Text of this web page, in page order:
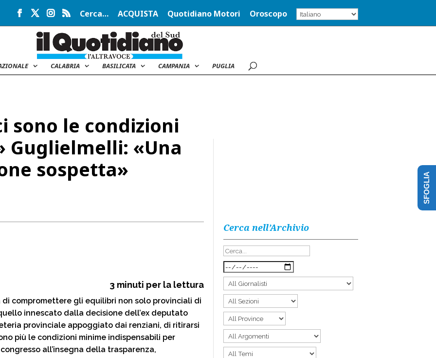
Cerca… ACQUISTA Quotidiano Motori Oroscopo
CALABRIA BASILICATA CAMPANIA PUGLIA
sono le condizioni
Guglielmelli: «Una
sospetta»
3 minuti per la lettura
di compromettere gli equilibri non solo provinciali di
innescato dalla decisione dell’ex deputato
provinciale appoggiato dai renziani, di ritirarsi
più le condizioni minime indispensabili per
all’insegna della trasparenza,
Cerca nell’Archivio
SFOGLIA